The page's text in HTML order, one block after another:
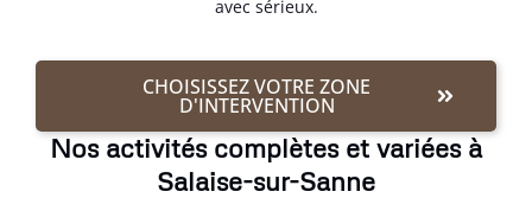
avec sérieux.
CHOISISSEZ VOTRE ZONE
D'INTERVENTION
Nos activités complètes et variées à
Salaise-sur-Sanne